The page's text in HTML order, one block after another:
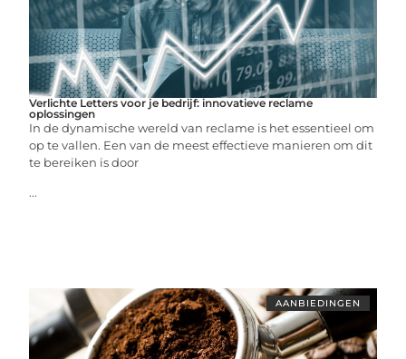
Verlichte Letters voor je bedrijf: innovatieve reclame
oplossingen
In de dynamische wereld van reclame is het essentieel om
op te vallen. Een van de meest effectieve manieren om dit
te bereiken is door
...
AANBIEDINGEN